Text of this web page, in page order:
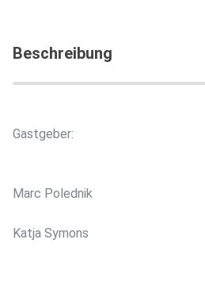
Beschreibung
Gastgeber:
Marc Polednik
Katja Symons